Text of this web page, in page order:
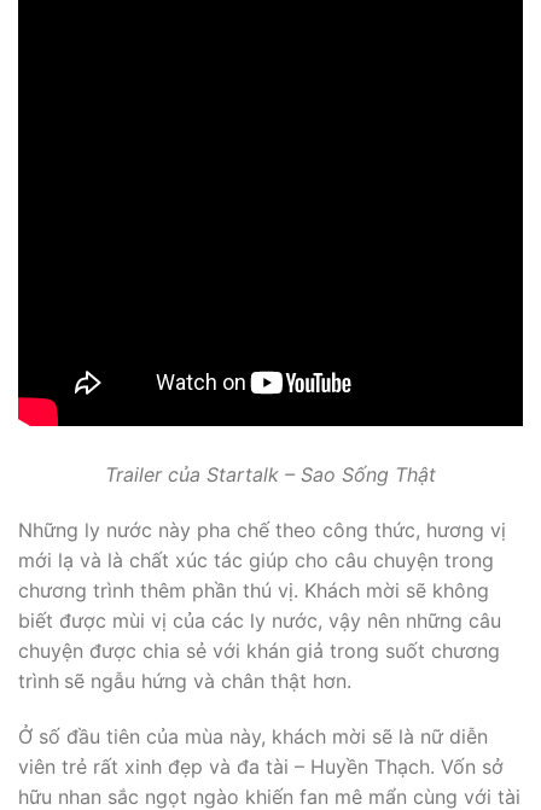
Trailer của Startalk – Sao Sống Thật
Những ly nước này pha chế theo công thức, hương vị
mới lạ và là chất xúc tác giúp cho câu chuyện trong
chương trình thêm phần thú vị. Khách mời sẽ không
biết được mùi vị của các ly nước, vậy nên những câu
chuyện được chia sẻ với khán giả trong suốt chương
trình sẽ ngẫu hứng và chân thật hơn.
Ở số đầu tiên của mùa này, khách mời sẽ là nữ diễn
viên trẻ rất xinh đẹp và đa tài – Huyền Thạch. Vốn sở
hữu nhan sắc ngọt ngào khiến fan mê mẩn cùng với tài